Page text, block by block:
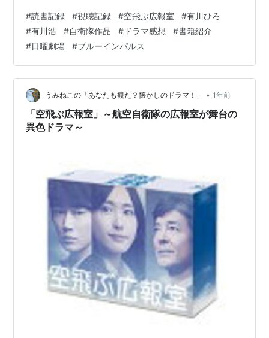
報 関連情報 以下のリンクにはアフィリエイトが含まれて
います。 はじめに テレビかなにかで書籍紹介されていた
のだろうか？ 購入履歴を見ると発売直後に購入してい
る。 そして、一気読みした記憶はある。 舞台と設定 航
空自衛隊の航空幕僚監部広報室を舞台に物語は進む。 ブ
ルーインパルスに憧れてパイ…
#読書記録 #視聴記録 #空飛ぶ広報室 #有川ひろ
#有川浩 #自衛隊作品 # ドラマ感想 #書籍紹介
#日曜劇場 #ブルーインパルス
うみねこの「あなたも観た？懐かしのドラマ！」 • 1年前
「空飛ぶ広報室」～航空自衛隊の広報室が舞台の
異色ドラマ～